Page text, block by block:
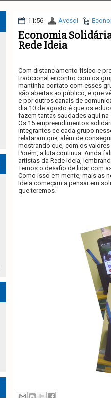
11:56 Avesol
Economia
Rede Ideia
Com distanciamento físico e
tradicional encontro com os
mantinha contato com esses
são abertas ao público, e que
e por outros canais de
dia 10 de agosto é que os
fazem tantas saudades aqui na
Os 15 empreendimentos
integrantes de cada grupo
relataram que, além de
mostrando que, com os
Porém, a luta continua. Ainda
artistas da Rede Ideia,
Temos o desafio de lidar com
Como isso em mente, mais as
Ideia começam a pensar em
que teremos!